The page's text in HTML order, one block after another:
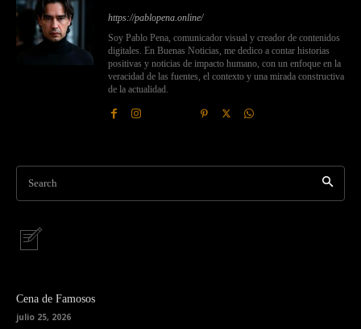
https://pablopena.online/
Soy Pablo Pena, comunicador visual y creador de contenidos
digitales. En Buenas Noticias, me dedico a contar historias
positivas y noticias de impacto humano, con un enfoque en la
veracidad de las fuentes, el contexto y una mirada constructiva
de la actualidad.
Search
Cena de Famosos
julio 25, 2026